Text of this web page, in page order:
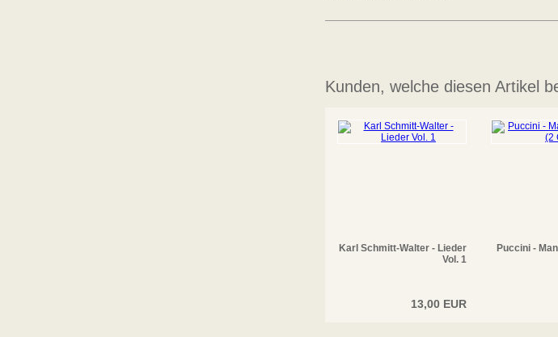
Kunden, welche diesen Artikel
Karl Schmitt-Walter - Lieder
Vol. 1
13,00 EUR
Puccini -